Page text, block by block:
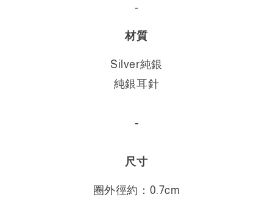
-
材質
Silver純銀
純銀耳針
-
尺寸
圈外徑約：0.7cm